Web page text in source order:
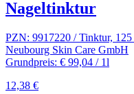
Nageltinktur
PZN: 9917220 / Tinktur, 125
Neubourg Skin Care GmbH
Grundpreis: € 99,04 / 1l
12,38 €